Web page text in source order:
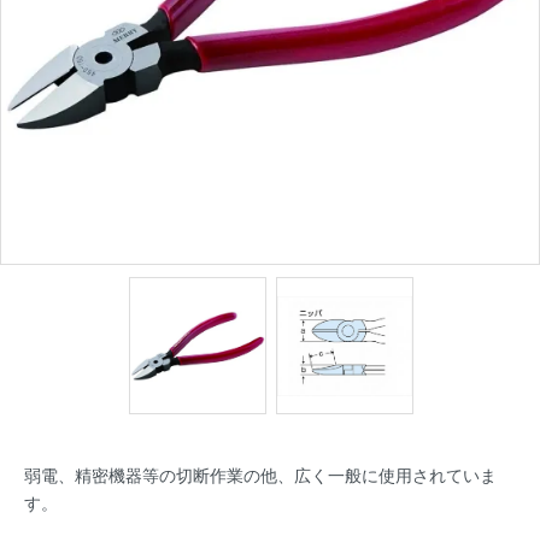
弱電、精密機器等の切断作業の他、広く一般に使用されていま
す。